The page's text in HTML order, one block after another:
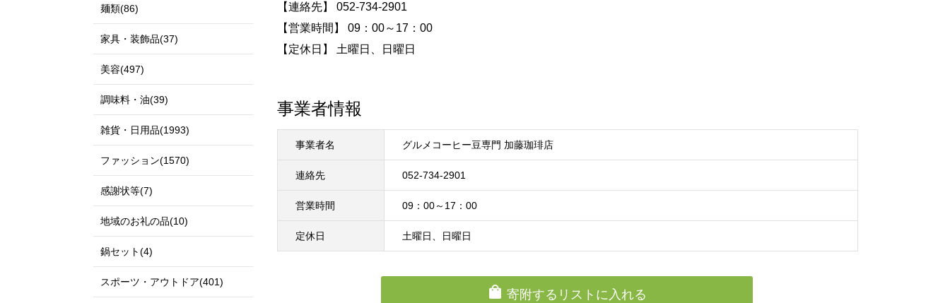
【連絡先】 052-734-2901
【営業時間】 09：00～17：00
【定休日】 土曜日、日曜日
事業者情報
事業者名 グルメコーヒー豆専門 加藤珈琲店
連絡先 052-734-2901
営業時間 09：00～17：00
定休日 土曜日、日曜日
寄附するリストに入れる
麺類(86)
家具・装飾品(37)
美容(497)
調味料・油(39)
雑貨・日用品(1993)
ファッション(1570)
感謝状等(7)
地域のお礼の品(10)
鍋セット(4)
スポーツ・アウトドア(401)